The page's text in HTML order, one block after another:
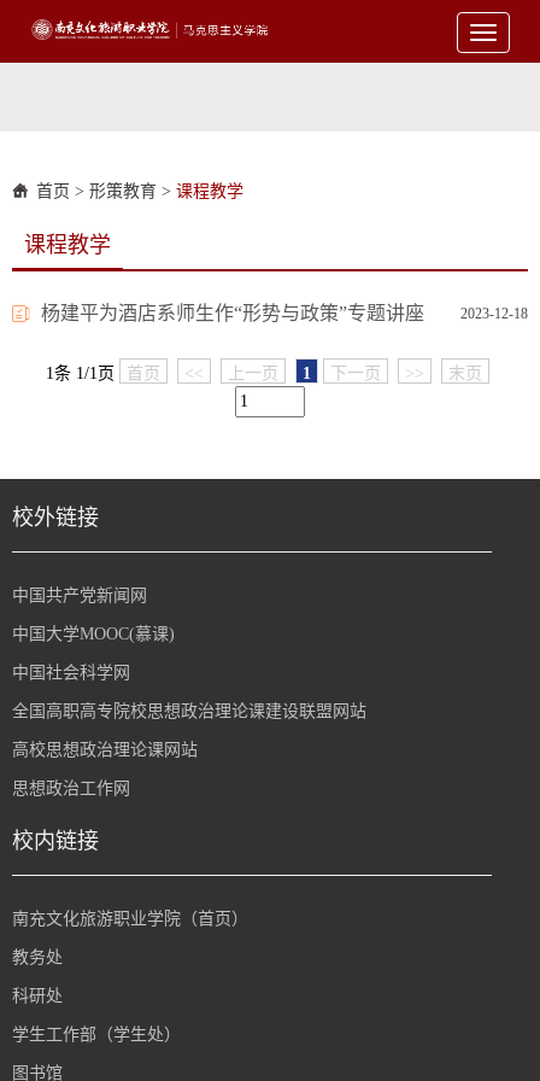
Toggle
首页 > 形策教育 > 课程教学
课程教学
2023-12-18
杨建平为酒店系师生作“形势与政策”专题讲座
1条 1/1页 首页 << 上一页 1 下一页 >> 末页
校外链接
中国共产党新闻网
中国大学MOOC(慕课)
中国社会科学网
全国高职高专院校思想政治理论课建设联盟网站
高校思想政治理论课网站
思想政治工作网
校内链接
南充文化旅游职业学院（首页）
教务处
科研处
学生工作部（学生处）
图书馆